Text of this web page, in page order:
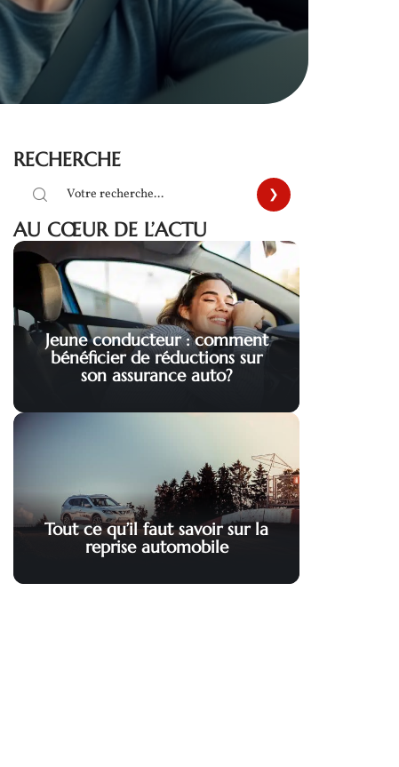
RECHERCHE
AU CŒUR DE L’ACTU
Jeune conducteur : comment
bénéficier de réductions sur
son assurance auto?
Tout ce qu’il faut savoir sur la
reprise automobile